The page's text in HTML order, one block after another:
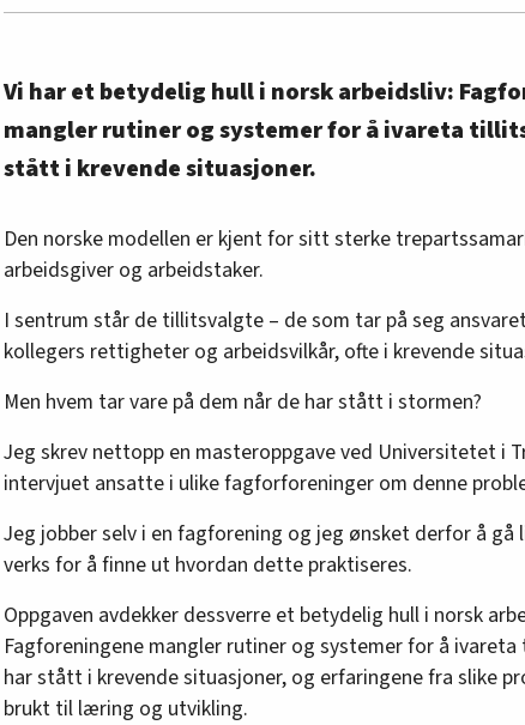
Vi har et betydelig hull i norsk arbeidsliv:
mangler rutiner og systemer for å ivareta
stått i krevende situasjoner.
Den norske modellen er kjent for sitt sterke
arbeidsgiver og arbeidstaker.
I sentrum står de tillitsvalgte – de som tar på seg
kollegers rettigheter og arbeidsvilkår, ofte i krevende
Men hvem tar vare på dem når de har stått i stormen?
Jeg skrev nettopp en masteroppgave ved Universitetet i
intervjuet ansatte i ulike fagforforeninger om denne
Jeg jobber selv i en fagforening og jeg ønsket derfor å
verks for å finne ut hvordan dette praktiseres.
Oppgaven avdekker dessverre et betydelig hull i norsk
Fagforeningene mangler rutiner og systemer for å
har stått i krevende situasjoner, og erfaringene fra slike
brukt til læring og utvikling.